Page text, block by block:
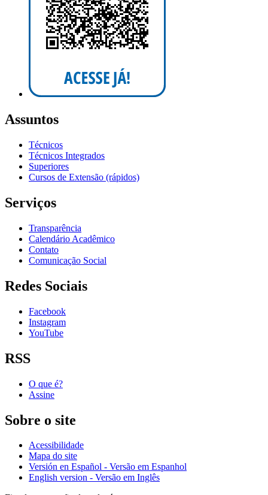
Assuntos
Técnicos
Técnicos Integrados
Superiores
Cursos de Extensão (rápidos)
Serviços
Transparência
Calendário Acadêmico
Contato
Comunicação Social
Redes Sociais
Facebook
Instagram
YouTube
RSS
O que é?
Assine
Sobre o site
Acessibilidade
Mapa do site
Versión en Español - Versão em Espanhol
English version - Versão em Inglês